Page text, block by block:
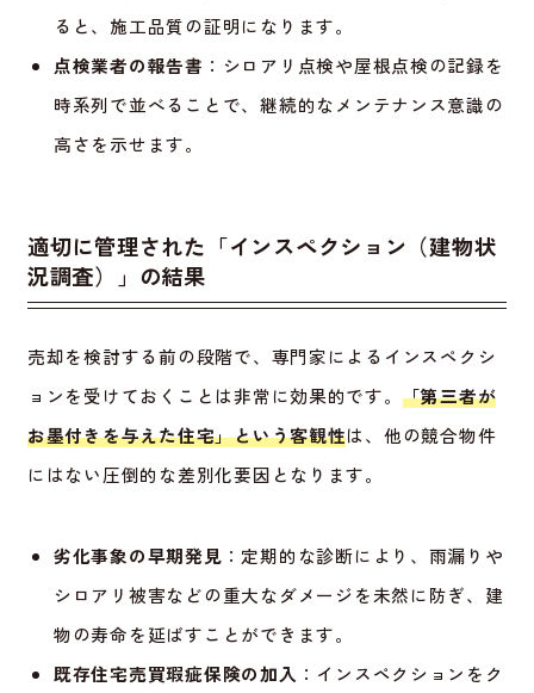
ると、施工品質の証明になります。
点検業者の報告書 ：シロアリ点検や屋根点検の記録を
時系列で並べることで、継続的なメンテナンス意識の
高さを示せます。
適切に管理された「インスペクション（建物状
況調査）」の結果
売却を検討する前の段階で、専門家によるインスペクシ
ョンを受けておくことは非常に効果的です。 「第三者が
お墨付きを与えた住宅」という客観性は、他の競合物件
にはない圧倒的な差別化要因となります。
劣化事象の早期発見 ：定期的な診断により、雨漏りや
シロアリ被害などの重大なダメージを未然に防ぎ、建
物の寿命を延ばすことができます。
既存住宅売買瑕疵保険の加入 ：インスペクションをク